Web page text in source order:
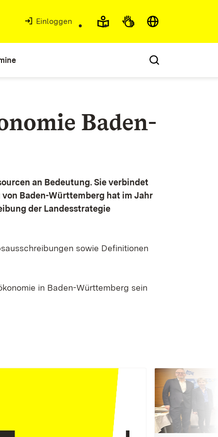
Einloggen
Baden-
an Bedeutung. Sie verbindet
Baden-Württemberg hat im Jahr
der Landesstrategie
sowie Definitionen
in Baden-Württemberg sein